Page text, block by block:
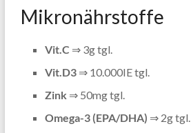
Mikronährstoffe
Vit.C ⇒ 3g tgl.
Vit.D3⇒ 10.000IE tgl.
Zink ⇒ 50mg tgl.
Omega-3 (EPA/DHA) ⇒ 2g tgl.